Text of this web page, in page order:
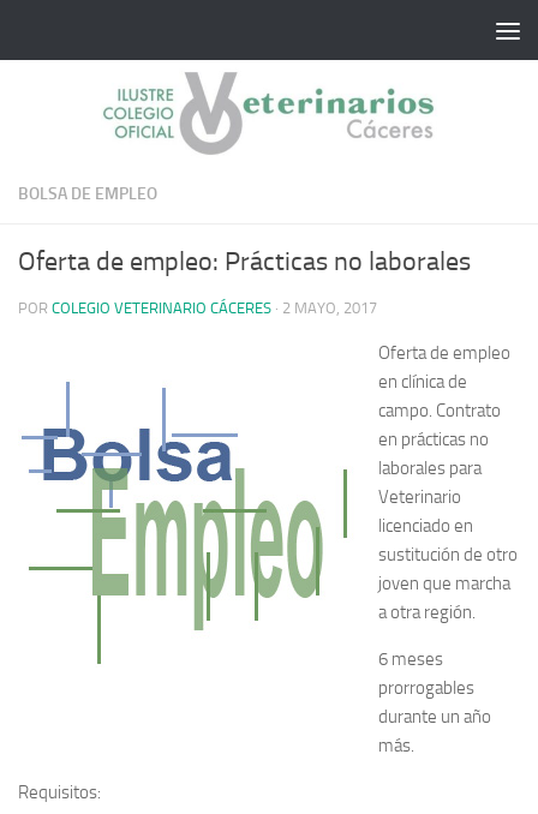
BOLSA DE EMPLEO
Oferta de empleo: Prácticas no laborales
POR COLEGIO VETERINARIO CÁCERES · 2 MAYO, 2017
Oferta de empleo
en clínica de
campo. Contrato
en prácticas no
laborales para
Veterinario
licenciado en
sustitución de otro
joven que marcha
a otra región.
6 meses
prorrogables
durante un año
más.
Requisitos: